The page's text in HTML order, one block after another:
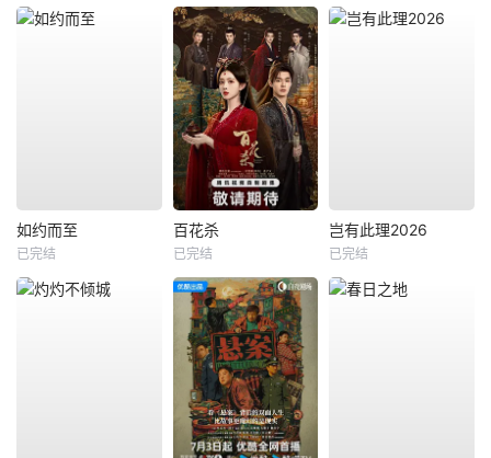
如约而至
已完结
百花杀
已完结
岂有此理2026
已完结